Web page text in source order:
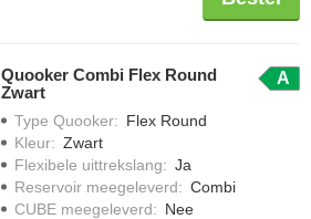
Quooker Combi Flex Round
Zwart
A
Type Quooker: Flex Round
Kleur: Zwart
Flexibele uittrekslang: Ja
Reservoir meegeleverd: Combi
CUBE meegeleverd: Nee